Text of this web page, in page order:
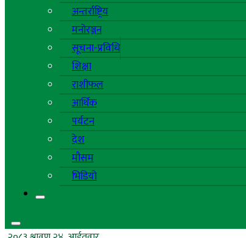
अन्तर्राष्ट्रिय
मनोरञ्जन
सूचना-प्रविधि
शिक्षा
राशीफल
आर्थिक
पर्यटन
देश
मौसम
भिडियो